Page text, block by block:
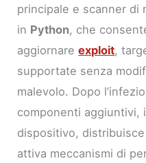
principale e scanner di
in Python, che
aggiornareexploit,
supportate senza
malevolo. Dopo
componenti aggiuntivi,
dispositivo,
attiva meccanismi di